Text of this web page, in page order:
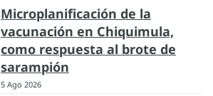
Microplanificación de la
vacunación en Chiquimula,
como respuesta al brote de
sarampión
5 Ago 2026